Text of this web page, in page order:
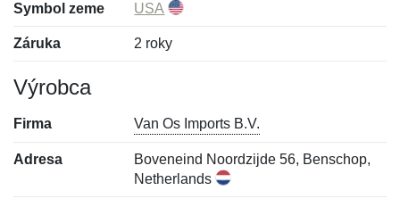
Symbol zeme USA
Záruka 2 roky
Výrobca
Firma Van Os Imports B.V.
Adresa
Boveneind Noordzijde 56, Benschop,
Netherlands